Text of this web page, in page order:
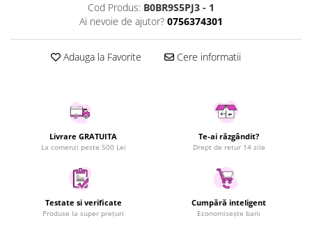
Accesorii tablete
Telefoane Mobile & accesorii
Accesorii si piese masini spalat
rufe si uscatoare
Accesorii si piese masini spalat
Aparate Frigorifice
Aparate Racire Aer
Aragaze si cuptoare cu microunde
Cod Produs: B0BR9S5PJ3 - 1
Ai nevoie de ajutor? 0756374301
Adauga la Favorite Cere informatii
Livrare GRATUITA
La comenzi peste 500 Lei
Te-ai răzgândit?
Drept de retur 14 zile
Testate si verificate
Produse la super prețuri
Cumpără inteligent
Economisește bani